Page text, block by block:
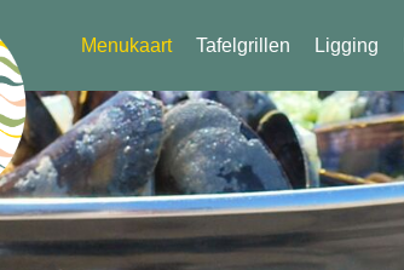
Menukaart Tafelgrillen Ligging